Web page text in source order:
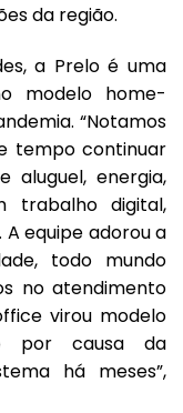
da região.
a Prelo é uma
modelo home-
“Notamos
tempo continuar
aluguel, energia,
trabalho digital,
equipe adorou a
todo mundo
no atendimento
virou modelo
por causa da
há meses”,